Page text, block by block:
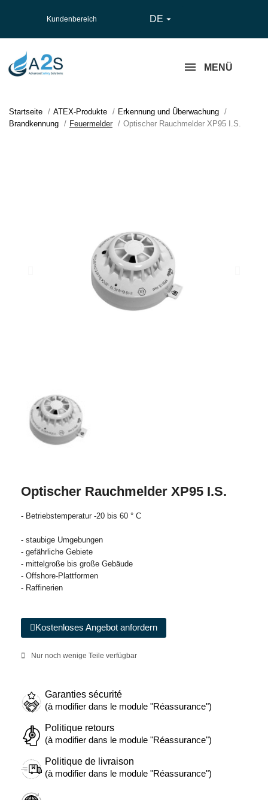
Kundenbereich DE 
MENÜ
Startseite ATEX-Produkte
Erkennung und Überwachung
Brandkennung
Feuermelder Optischer Rauchmelder XP95 I.S.
Optischer Rauchmelder XP95 I.S.
- Betriebstemperatur -20 bis 60 ° C
- staubige Umgebungen
- gefährliche Gebiete
- mittelgroße bis große Gebäude
- Offshore-Plattformen
- Raffinerien
Kostenloses Angebot anfordern
Nur noch wenige Teile verfügbar
Garanties sécurité
(à modifier dans le module "Réassurance")
Politique retours
(à modifier dans le module "Réassurance")
Politique de livraison
(à modifier dans le module "Réassurance")